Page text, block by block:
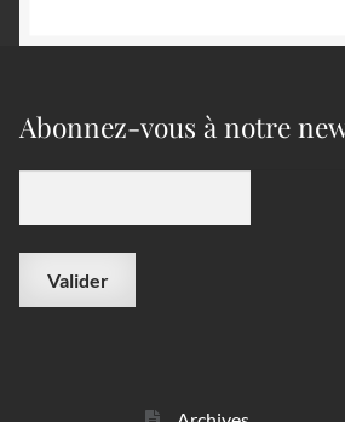
Abonnez-vous à notre